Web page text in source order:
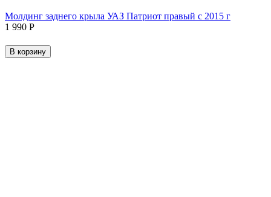
Молдинг заднего крыла УАЗ Патриот правый с 2015 г
1 990 Р
В корзину